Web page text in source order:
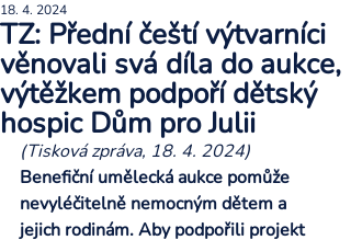
TZ: Přední čeští výtvarníci
věnovali svá díla do aukce,
výtěžkem podpoří dětský
hospic Dům pro Julii
18. 4. 2024
(Tisková zpráva, 18. 4. 2024)
Benefiční umělecká aukce pomůže
nevyléčitelně nemocným dětem a
jejich rodinám. Aby podpořili projekt